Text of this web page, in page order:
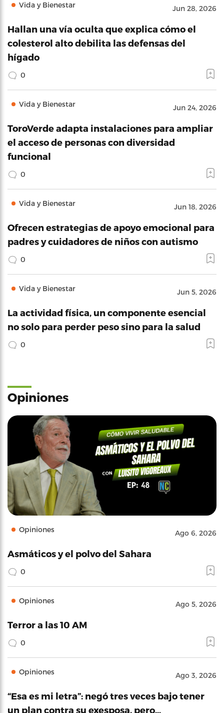
Vida y Bienestar Jun 28, 2026
Hallan una vía oculta que explica cómo el
colesterol alto debilita las defensas del
hígado
0
Vida y Bienestar Jun 24, 2026
ToroVerde adapta instalaciones para ampliar
el acceso de personas con diversidad
funcional
0
Vida y Bienestar Jun 18, 2026
Ofrecen estrategias de apoyo emocional para
padres y cuidadores de niños con autismo
0
Vida y Bienestar Jun 5, 2026
La actividad física, un componente esencial
no solo para perder peso sino para la salud
0
Opiniones
Opiniones Ago 6, 2026
Asmáticos y el polvo del Sahara
0
Opiniones Ago 5, 2026
Terror a las 10 AM
0
Opiniones Ago 3, 2026
“Esa es mi letra”: negó tres veces bajo tener
un plan contra su exesposa, pero…